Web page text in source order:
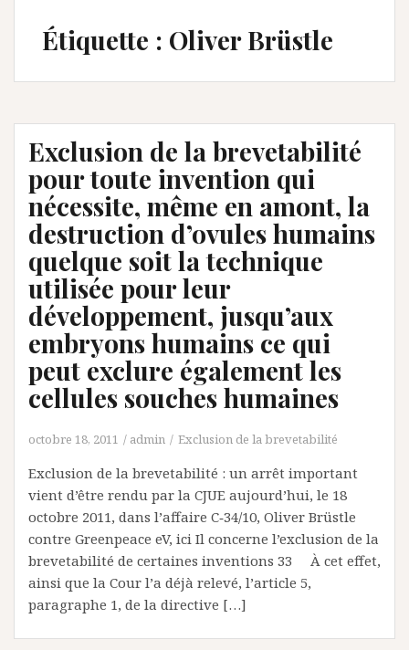
Étiquette : Oliver Brüstle
Exclusion de la brevetabilité
pour toute invention qui
nécessite, même en amont, la
destruction d’ovules humains
quelque soit la technique
utilisée pour leur
développement, jusqu’aux
embryons humains ce qui
peut exclure également les
cellules souches humaines
octobre 18, 2011 admin Exclusion de la brevetabilité
Exclusion de la brevetabilité : un arrêt important
vient d’être rendu par la CJUE aujourd’hui, le 18
octobre 2011, dans l’affaire C‑34/10, Oliver Brüstle
contre Greenpeace eV, ici Il concerne l’exclusion de la
brevetabilité de certaines inventions 33 À cet effet,
ainsi que la Cour l’a déjà relevé, l’article 5,
paragraphe 1, de la directive […]